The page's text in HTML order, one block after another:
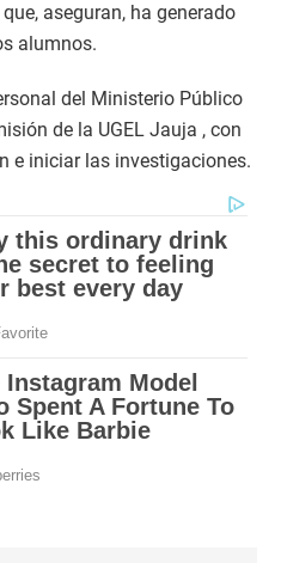
aseguran, ha generado
alumnos.
del Ministerio Público
de la UGEL Jauja , con
e iniciar las investigaciones.